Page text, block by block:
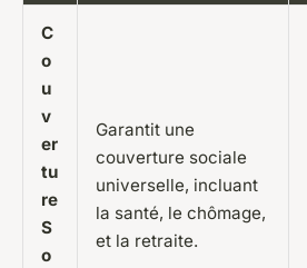
C
o
u
v
er
tu
re
S
o
Garantit une
couverture sociale
universelle, incluant
la santé, le chômage,
et la retraite.